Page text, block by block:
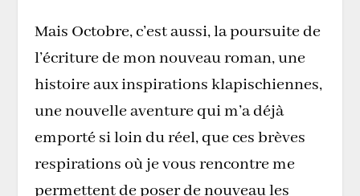
Mais Octobre, c’est aussi, la poursuite de
l’écriture de mon nouveau roman, une
histoire aux inspirations klapischiennes,
une nouvelle aventure qui m’a déjà
emporté si loin du réel, que ces brèves
respirations où je vous rencontre me
permettent de poser de nouveau les